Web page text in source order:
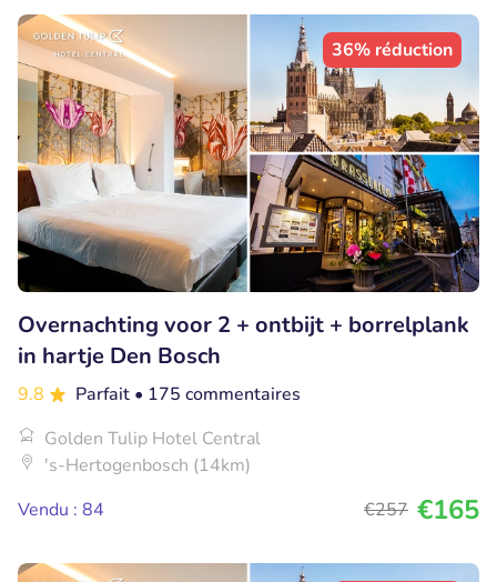
36% réduction
Overnachting voor 2 + ontbijt + borrelplank
in hartje Den Bosch
9.8 Parfait • 175 commentaires
Golden Tulip Hotel Central
's-Hertogenbosch (14km)
Vendu : 84
€257 €165